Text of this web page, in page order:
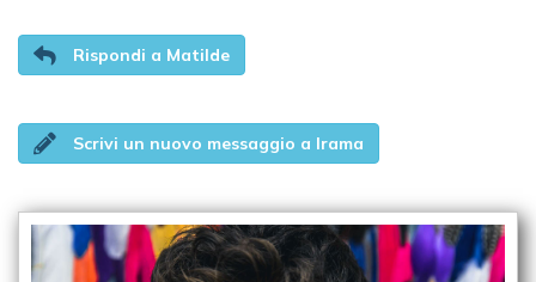
Rispondi a Matilde
Scrivi un nuovo messaggio a Irama